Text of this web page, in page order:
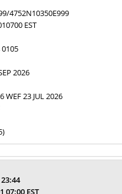
4752N10350E999
EST
0105
2026
WEF 23 JUL 2026
07:00 EST